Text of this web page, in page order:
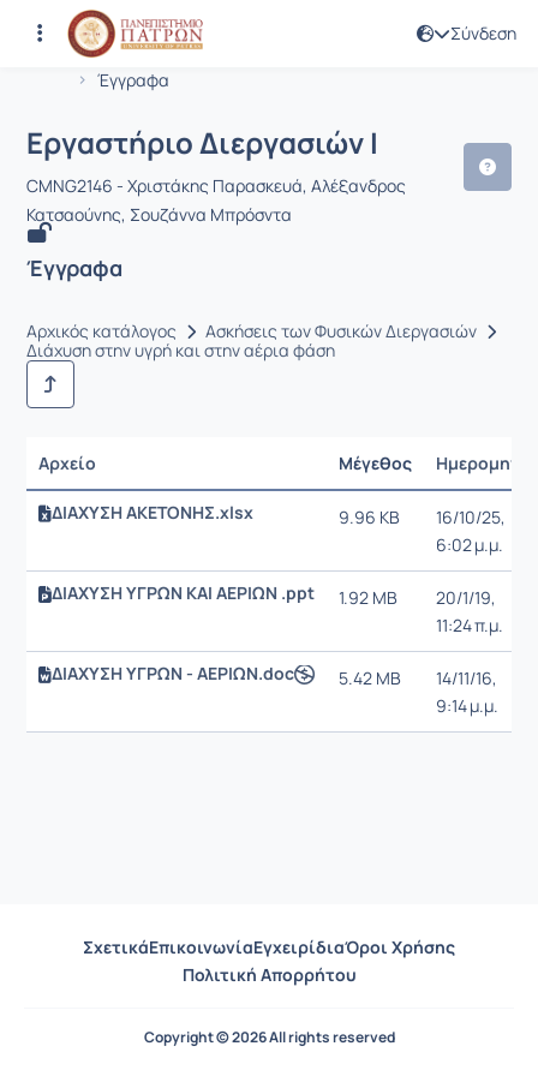
Σύνδεση
Αρχική Σελίδα
Έγγραφα
Μάθημα : Εργαστήριο Διεργασιών I
Κωδικός : CMNG2146
Εργαστήριο Διεργασιών I
CMNG2146 - Χριστάκης Παρασκευά, Αλέξανδρος
Κατσαούνης, Σουζάννα Μπρόσντα
Έγγραφα
Αρχικός κατάλογος
Ασκήσεις των Φυσικών Διεργασιών
Διάχυση στην υγρή και στην αέρια φάση
Αρχείο Μέγεθος Ημερομηνία
ΔΙΑΧΥΣΗ ΑΚΕΤΟΝΗΣ.xlsx 9.96 KB
16/10/25,
6:02 μ.μ.
ΔΙΑΧΥΣΗ ΥΓΡΩΝ ΚΑΙ ΑΕΡΙΩΝ .ppt 1.92 MB
20/1/19,
11:24 π.μ.
ΔΙΑΧΥΣΗ ΥΓΡΩΝ - ΑΕΡΙΩΝ.doc 5.42 MB
14/11/16,
9:14 μ.μ.
ΣχετικάΕπικοινωνίαΕγχειρίδιαΌροι Χρήσης
Πολιτική Απορρήτου
Copyright © 2026 All rights reserved